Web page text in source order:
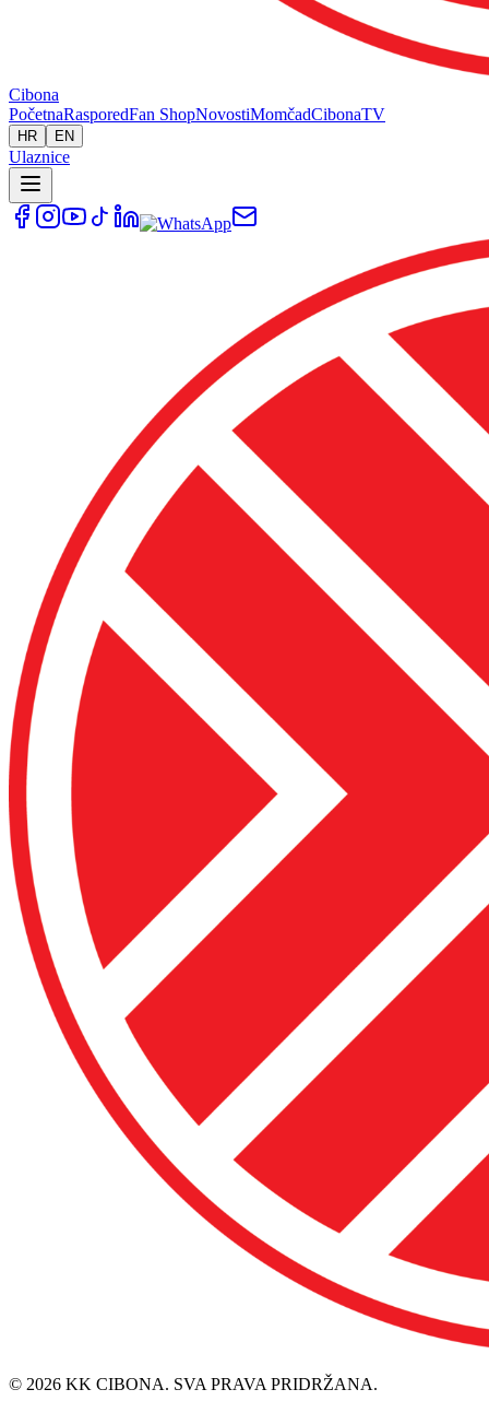
Cibona
PočetnaRasporedFan ShopNovostiMomčadCibonaTV
HR EN
Ulaznice
© 2026 KK CIBONA. SVA PRAVA PRIDRŽANA.